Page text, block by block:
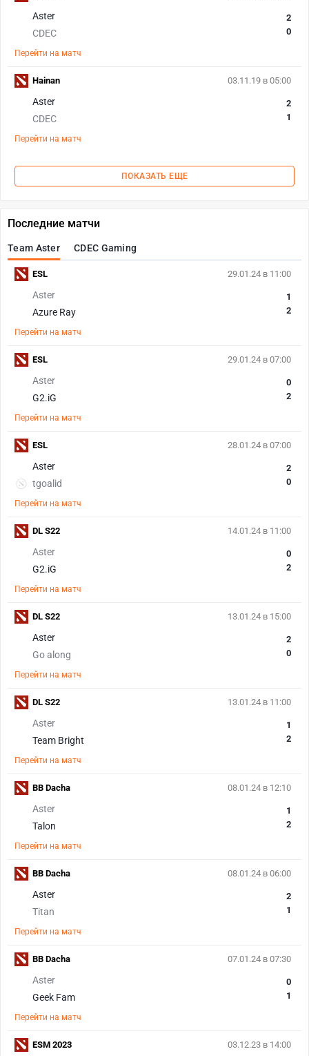
Aster
CDEC
2
0
Перейти на матч
03.11.19 в 05:00
Aster
CDEC
2
1
Перейти на матч
Hainan
ПОКАЗАТЬ ЕЩЕ
Последние матчи
Team Aster CDEC Gaming
29.01.24 в 11:00
Aster
Azure Ray
1
2
Перейти на матч
ESL
29.01.24 в 07:00
Aster
G2.iG
0
2
Перейти на матч
ESL
28.01.24 в 07:00
Aster
tgoalid
2
0
Перейти на матч
ESL
14.01.24 в 11:00
Aster
G2.iG
0
2
Перейти на матч
DL S22
13.01.24 в 15:00
Aster
Go along
2
0
Перейти на матч
DL S22
13.01.24 в 11:00
Aster
Team Bright
1
2
Перейти на матч
DL S22
08.01.24 в 12:10
Aster
Talon
1
2
Перейти на матч
BB Dacha
08.01.24 в 06:00
Aster
Titan
2
1
Перейти на матч
BB Dacha
07.01.24 в 07:30
Aster
Geek Fam
0
1
Перейти на матч
BB Dacha
03.12.23 в 14:00
ESM 2023